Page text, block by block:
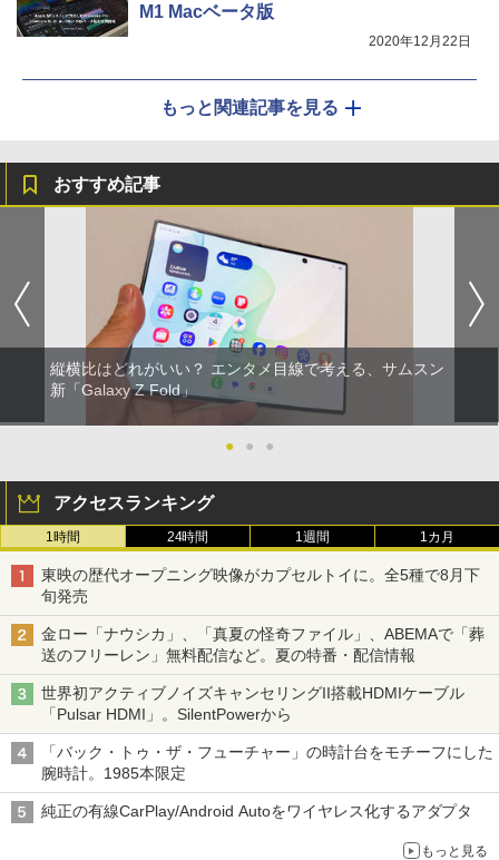
M1 Macベータ版
2020年12月22日
もっと関連記事を見る
おすすめ記事
縦横比はどれがいい？ エンタメ目線で考える、サムスン
新「Galaxy Z Fold」
● ● ●
アクセスランキング
1時間 24時間 1週間 1カ月
東映の歴代オープニング映像がカプセルトイに。全5種で8月下
旬発売
金ロー「ナウシカ」、「真夏の怪奇ファイル」、ABEMAで「葬
送のフリーレン」無料配信など。夏の特番・配信情報
世界初アクティブノイズキャンセリングII搭載HDMIケーブル
「Pulsar HDMI」。SilentPowerから
「バック・トゥ・ザ・フューチャー」の時計台をモチーフにした
腕時計。1985本限定
純正の有線CarPlay/Android Autoをワイヤレス化するアダプタ
もっと見る